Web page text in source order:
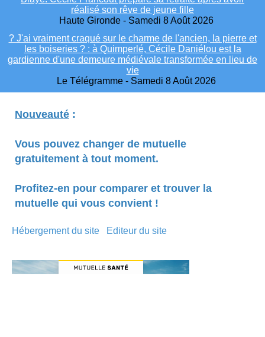
réalisé son rêve de jeune fille
Haute Gironde - Samedi 8 Août 2026
? J'ai vraiment craqué sur le charme de l'ancien, la pierre et
les boiseries ? : à Quimperlé, Cécile Daniélou est la
gardienne d'une demeure médiévale transformée en lieu de
vie
Le Télégramme - Samedi 8 Août 2026
Nouveauté :
Vous pouvez changer de mutuelle
gratuitement à tout moment.
Profitez-en pour comparer et trouver la
mutuelle qui vous convient !
Hébergement du site Editeur du site